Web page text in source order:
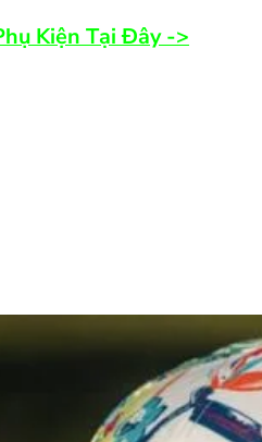
Kiện Tại Đây ->